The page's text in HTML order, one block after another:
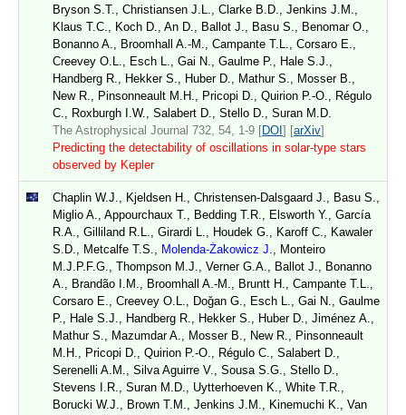
Bryson S.T., Christiansen J.L., Clarke B.D., Jenkins J.M.,
Klaus T.C., Koch D., An D., Ballot J., Basu S., Benomar O.,
Bonanno A., Broomhall A.-M., Campante T.L., Corsaro E.,
Creevey O.L., Esch L., Gai N., Gaulme P., Hale S.J.,
Handberg R., Hekker S., Huber D., Mathur S., Mosser B.,
New R., Pinsonneault M.H., Pricopi D., Quirion P.-O., Régulo
C., Roxburgh I.W., Salabert D., Stello D., Suran M.D.
The Astrophysical Journal 732, 54, 1-9 [DOI] [arXiv]
Predicting the detectability of oscillations in solar-type stars
observed by Kepler
Chaplin W.J., Kjeldsen H., Christensen-Dalsgaard J., Basu S.,
Miglio A., Appourchaux T., Bedding T.R., Elsworth Y., García
R.A., Gilliland R.L., Girardi L., Houdek G., Karoff C., Kawaler
S.D., Metcalfe T.S., Molenda-Żakowicz J.
, Monteiro
M.J.P.F.G., Thompson M.J., Verner G.A., Ballot J., Bonanno
A., Brandão I.M., Broomhall A.-M., Bruntt H., Campante T.L.,
Corsaro E., Creevey O.L., Doǧan G., Esch L., Gai N., Gaulme
P., Hale S.J., Handberg R., Hekker S., Huber D., Jiménez A.,
Mathur S., Mazumdar A., Mosser B., New R., Pinsonneault
M.H., Pricopi D., Quirion P.-O., Régulo C., Salabert D.,
Serenelli A.M., Silva Aguirre V., Sousa S.G., Stello D.,
Stevens I.R., Suran M.D., Uytterhoeven K., White T.R.,
Borucki W.J., Brown T.M., Jenkins J.M., Kinemuchi K., Van